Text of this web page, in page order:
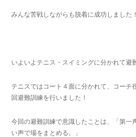
みんな苦戦しながらも脱着に成功しました！
いよいよテニス・スイミングに分かれて避
テニスではコート４面に分かれて、コーチ
回避難訓練を行いました！
今回の避難訓練で意識したことは、「第一
い声で場をまとめる。」